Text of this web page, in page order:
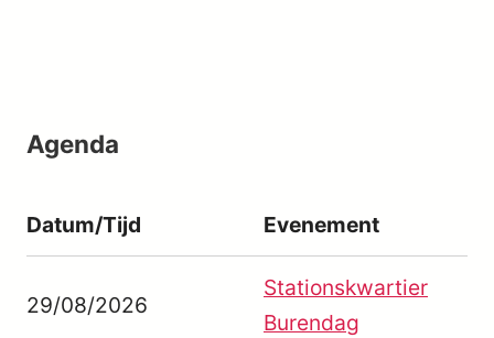
Agenda
Datum/Tijd Evenement
29/08/2026
Stationskwartier
Burendag